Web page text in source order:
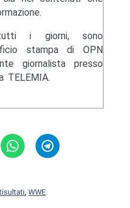
i giorni, sono
stampa di OPN
giornalista presso
TELEMIA.
,WWE